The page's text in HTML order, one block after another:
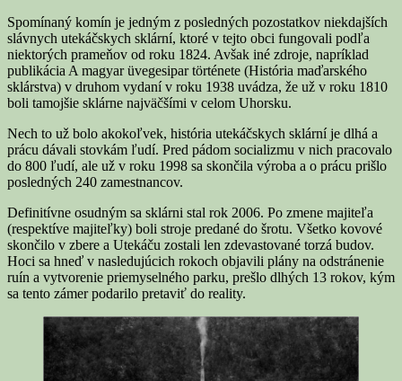
Spomínaný komín je jedným z posledných pozostatkov niekdajších
slávnych utekáčskych sklární, ktoré v tejto obci fungovali podľa
niektorých prameňov od roku 1824. Avšak iné zdroje, napríklad
publikácia A magyar üvegesipar története (História maďarského
sklárstva) v druhom vydaní v roku 1938 uvádza, že už v roku 1810
boli tamojšie sklárne najväčšími v celom Uhorsku.
Nech to už bolo akokoľvek, história utekáčskych sklární je dlhá a
prácu dávali stovkám ľudí. Pred pádom socializmu v nich pracovalo
do 800 ľudí, ale už v roku 1998 sa skončila výroba a o prácu prišlo
posledných 240 zamestnancov.
Definitívne osudným sa sklárni stal rok 2006. Po zmene majiteľa
(respektíve majiteľky) boli stroje predané do šrotu. Všetko kovové
skončilo v zbere a Utekáču zostali len zdevastované torzá budov.
Hoci sa hneď v nasledujúcich rokoch objavili plány na odstránenie
ruín a vytvorenie priemyselného parku, prešlo dlhých 13 rokov, kým
sa tento zámer podarilo pretaviť do reality.